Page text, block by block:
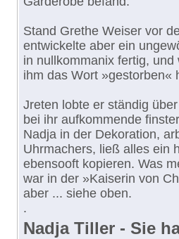
Stand Grethe Weiser vor
entwickelte aber ein
in nullkommanix fertig,
ihm das Wort »gestorben«
Jreten lobte er ständig
bei ihr aufkommende
Nadja in der Dekoration,
Uhrmachers, ließ alles ein
ebensooft kopieren. Was
war in der »Kaiserin von
aber ... siehe oben.
.
Nadja Tiller - Sie